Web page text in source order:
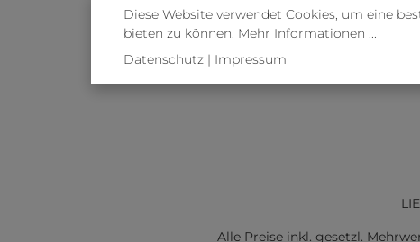
Alle Preise inkl. gesetzl.
Diese Website verwendet Cookies, um eine
bieten zu können. Mehr Informationen ...
Datenschutz| Impressum